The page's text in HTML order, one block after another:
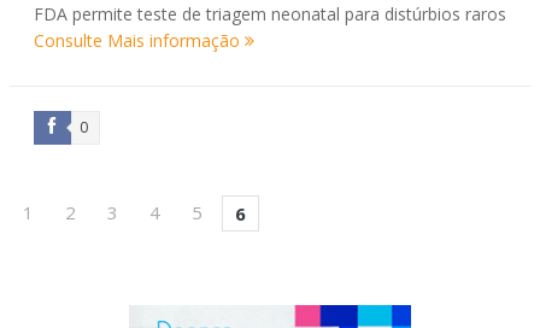
FDA permite teste de triagem neonatal para distúrbios raros
Consulte Mais informação
0
1 2 3 4 5 6